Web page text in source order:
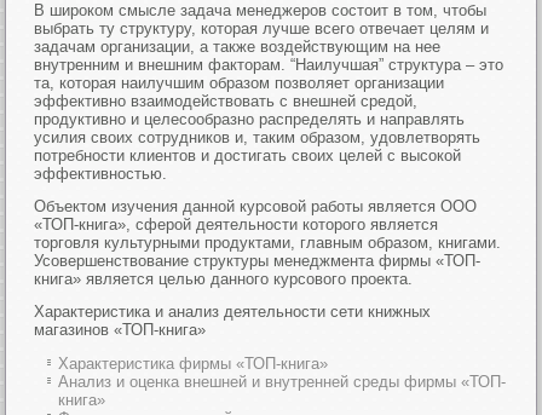
В широком смысле задача менеджеров состоит в том, чтобы
выбрать ту структуру, которая лучше всего отвечает целям и
задачам организации, а также воздействующим на нее
внутренним и внешним факторам. “Наилучшая” структура – это
та, которая наилучшим образом позволяет организации
эффективно взаимодействовать с внешней средой,
продуктивно и целесообразно распределять и направлять
усилия своих сотрудников и, таким образом, удовлетворять
потребности клиентов и достигать своих целей с высокой
эффективностью.
Объектом изучения данной курсовой работы является ООО
«ТОП-книга», сферой деятельности которого является
торговля культурными продуктами, главным образом, книгами.
Усовершенствование структуры менеджмента фирмы «ТОП-
книга» является целью данного курсового проекта.
Характеристика и анализ деятельности сети книжных
магазинов «ТОП-книга»
Характеристика фирмы «ТОП-книга»
Анализ и оценка внешней и внутренней среды фирмы «ТОП-
книга»